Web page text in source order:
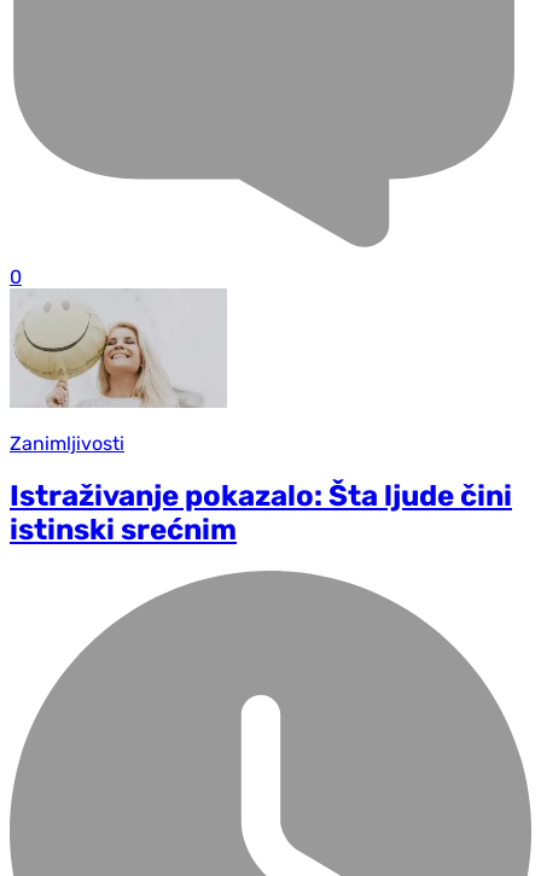
0
Zanimljivosti
Istraživanje pokazalo: Šta ljude čini
istinski srećnim